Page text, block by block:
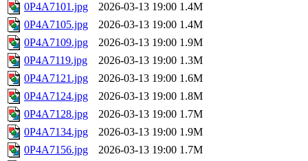
0P4A7101.jpg
2026-03-13 19:00 1.4M
0P4A7105.jpg
2026-03-13 19:00 1.4M
0P4A7109.jpg
2026-03-13 19:00 1.9M
0P4A7119.jpg
2026-03-13 19:00 1.3M
0P4A7121.jpg
2026-03-13 19:00 1.6M
0P4A7124.jpg
2026-03-13 19:00 1.8M
0P4A7128.jpg
2026-03-13 19:00 1.7M
0P4A7134.jpg
2026-03-13 19:00 1.9M
0P4A7156.jpg
2026-03-13 19:00 1.7M